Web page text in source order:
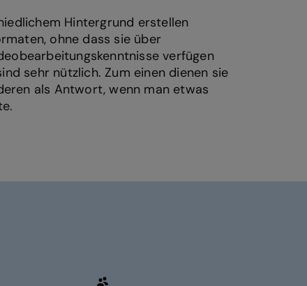
Hintergrund erstellen
ohne dass sie über
verfügen
sehr nützlich. Zum einen dienen sie
als Antwort, wenn man etwas